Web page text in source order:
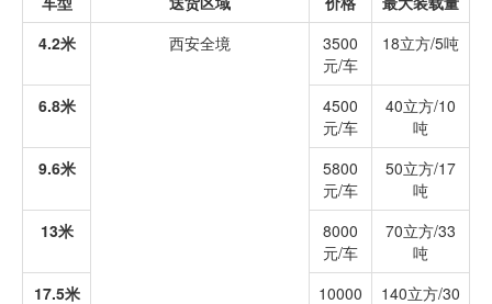
4.2米
西安全境
3500
元/车
18立方/5吨
6.8米
4500
元/车
40立方/10
吨
9.6米
5800
元/车
50立方/17
吨
13米
8000
元/车
70立方/33
吨
17.5米
10000
140立方/30